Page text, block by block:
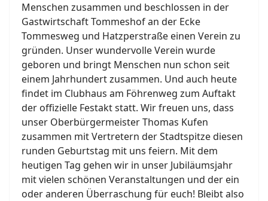
Menschen zusammen und beschlossen in der
Gastwirtschaft Tommeshof an der Ecke
Tommesweg und Hatzperstraße einen Verein zu
gründen. Unser wundervolle Verein wurde
geboren und bringt Menschen nun schon seit
einem Jahrhundert zusammen. Und auch heute
findet im Clubhaus am Föhrenweg zum Auftakt
der offizielle Festakt statt. Wir freuen uns, dass
unser Oberbürgermeister Thomas Kufen
zusammen mit Vertretern der Stadtspitze diesen
runden Geburtstag mit uns feiern. Mit dem
heutigen Tag gehen wir in unser Jubiläumsjahr
mit vielen schönen Veranstaltungen und der ein
oder anderen Überraschung für euch! Bleibt also